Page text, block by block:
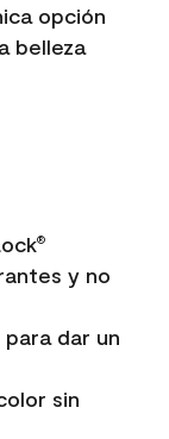
opción
belleza
®
y no
dar un
sin